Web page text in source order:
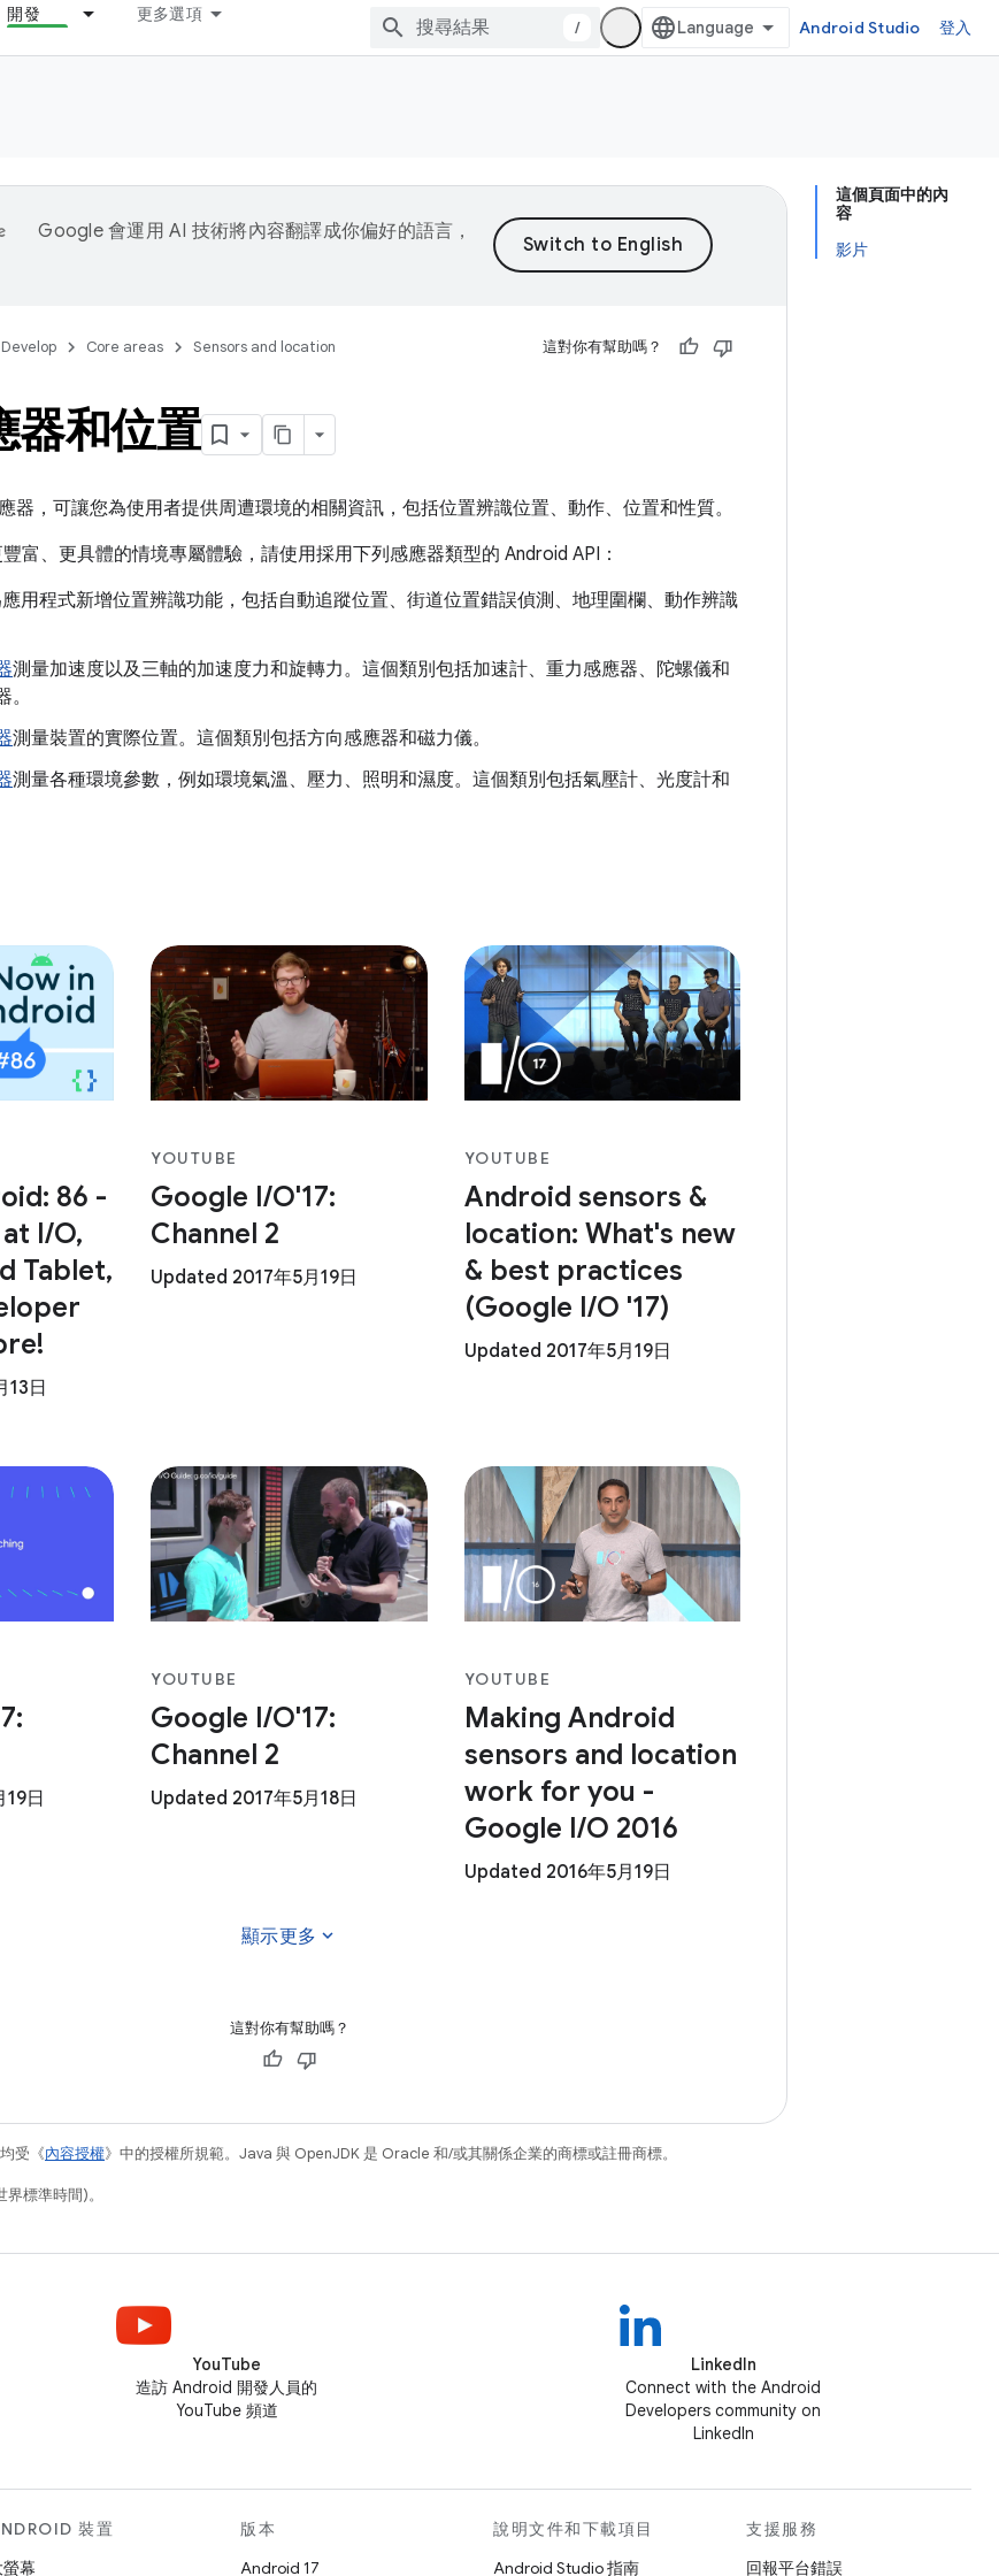
開發 更多選項
/ Android Studio 登入
這個頁面中的內
容
影片
Google 會運用 AI 技術將內容翻譯成你偏好的語言，
Develop Core areas Sensors and location 這對你有幫助嗎？
器和位置
器，可讓您為使用者提供周遭環境的相關資訊，包括位置辨識位置、動作、位置和性質。
富、更具體的情境專屬體驗，請使用採用下列感應器類型的 Android API：
用程式新增位置辨識功能，包括自動追蹤位置、街道位置錯誤偵測、地理圍欄、動作辨識
測量加速度以及三軸的加速度力和旋轉力。這個類別包括加速計、重力感應器、陀螺儀和
測量裝置的實際位置。這個類別包括方向感應器和磁力儀。
測量各種環境參數，例如環境氣溫、壓力、照明和濕度。這個類別包括氣壓計、光度計和
86 -
I/O,
Tablet,
日
YOUTUBE
Google I/O'17:
Channel 2
Updated 2017年5月19日
YOUTUBE
Android sensors &
location: What's new
& best practices
(Google I/O '17)
Updated 2017年5月19日
日
YOUTUBE
Google I/O'17:
Channel 2
Updated 2017年5月18日
YOUTUBE
Making Android
sensors and location
work for you -
Google I/O 2016
Updated 2016年5月19日
顯示更多 expand_more
這對你有幫助嗎？
受《內容授權》中的授權所規範。Java 與 OpenJDK 是 Oracle 和/或其關係企業的商標或註冊商標。
標準時間)。
YouTube
造訪 Android 開發人員的
YouTube 頻道
LinkedIn
Connect with the Android
Developers community on
LinkedIn
裝置
螢幕
版本
Android 17
說明文件和下載項目
Android Studio 指南
支援服務
回報平台錯誤